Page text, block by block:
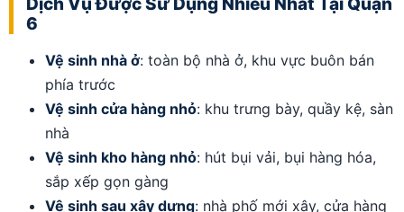
6
Vệ sinh nhà ở: toàn bộ nhà ở, khu vực buôn bán
phía trước
Vệ sinh cửa hàng nhỏ: khu trưng bày, quầy kệ, sàn
nhà
Vệ sinh kho hàng nhỏ: hút bụi vải, bụi hàng hóa,
sắp xếp gọn gàng
Vệ sinh sau xây dựng: nhà phố mới xây, cửa hàng